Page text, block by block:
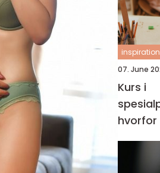
inspiration
07. June
Kurs i
hvorfor
trengs